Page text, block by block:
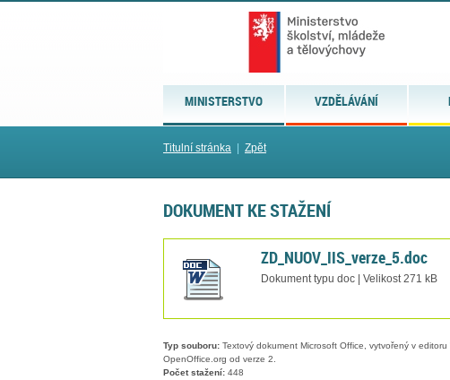
MINISTERSTVO VZDĚLÁVÁNÍ
Titulní stránka Zpět
DOKUMENT KE STAŽENÍ
ZD_NUOV_IIS_verze_5.doc
Dokument typu doc | Velikost 271 kB
Typ souboru: Textový dokument Microsoft Office, vytvořený v
OpenOffice.org od verze 2.
Počet stažení: 448